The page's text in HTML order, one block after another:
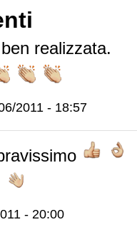
realizzata.
2011 - 18:57
- 20:00